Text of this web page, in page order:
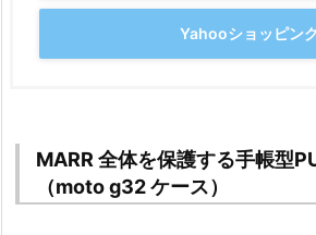
Yahooショッピン
MARR 全体を保護する手帳型
（moto g32 ケース）